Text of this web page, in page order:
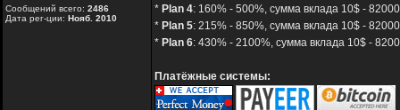
Сообщений всего: 2486
Дата рег-ции: Нояб. 2010
* Plan 4: 160% - 500%, сумма вклада 10$ -
* Plan 5: 215% - 850%, сумма вклада 10$ -
* Plan 6: 430% - 2100%, сумма вклада 10$ -
Платёжные системы: